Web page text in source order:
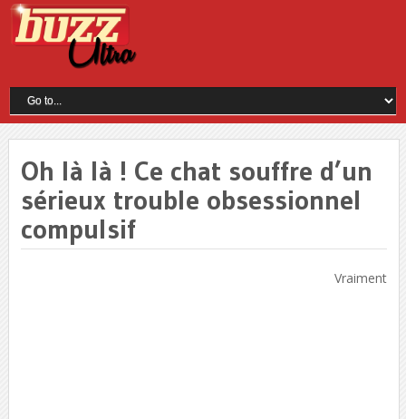
Oh là là ! Ce chat souffre d’un
sérieux trouble obsessionnel
compulsif
Vraiment